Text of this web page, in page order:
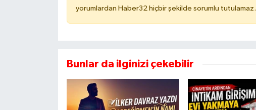
yorumlardan Haber32 hiçbir şekilde sorumlu tutulamaz.
Bunlar da ilginizi çekebilir